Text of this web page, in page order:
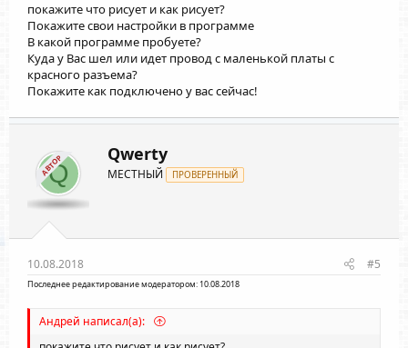
покажите что рисует и как рисует?
Покажите свои настройки в программе
В какой программе пробуете?
Куда у Вас шел или идет провод с маленькой платы с
красного разъема?
Покажите как подключено у вас сейчас!
АВТОР
Q
Qwerty
МЕСТНЫЙ ПРОВЕРЕННЫЙ
10.08.2018 #5
Последнее редактирование модератором: 10.08.2018
Андрей написал(а):